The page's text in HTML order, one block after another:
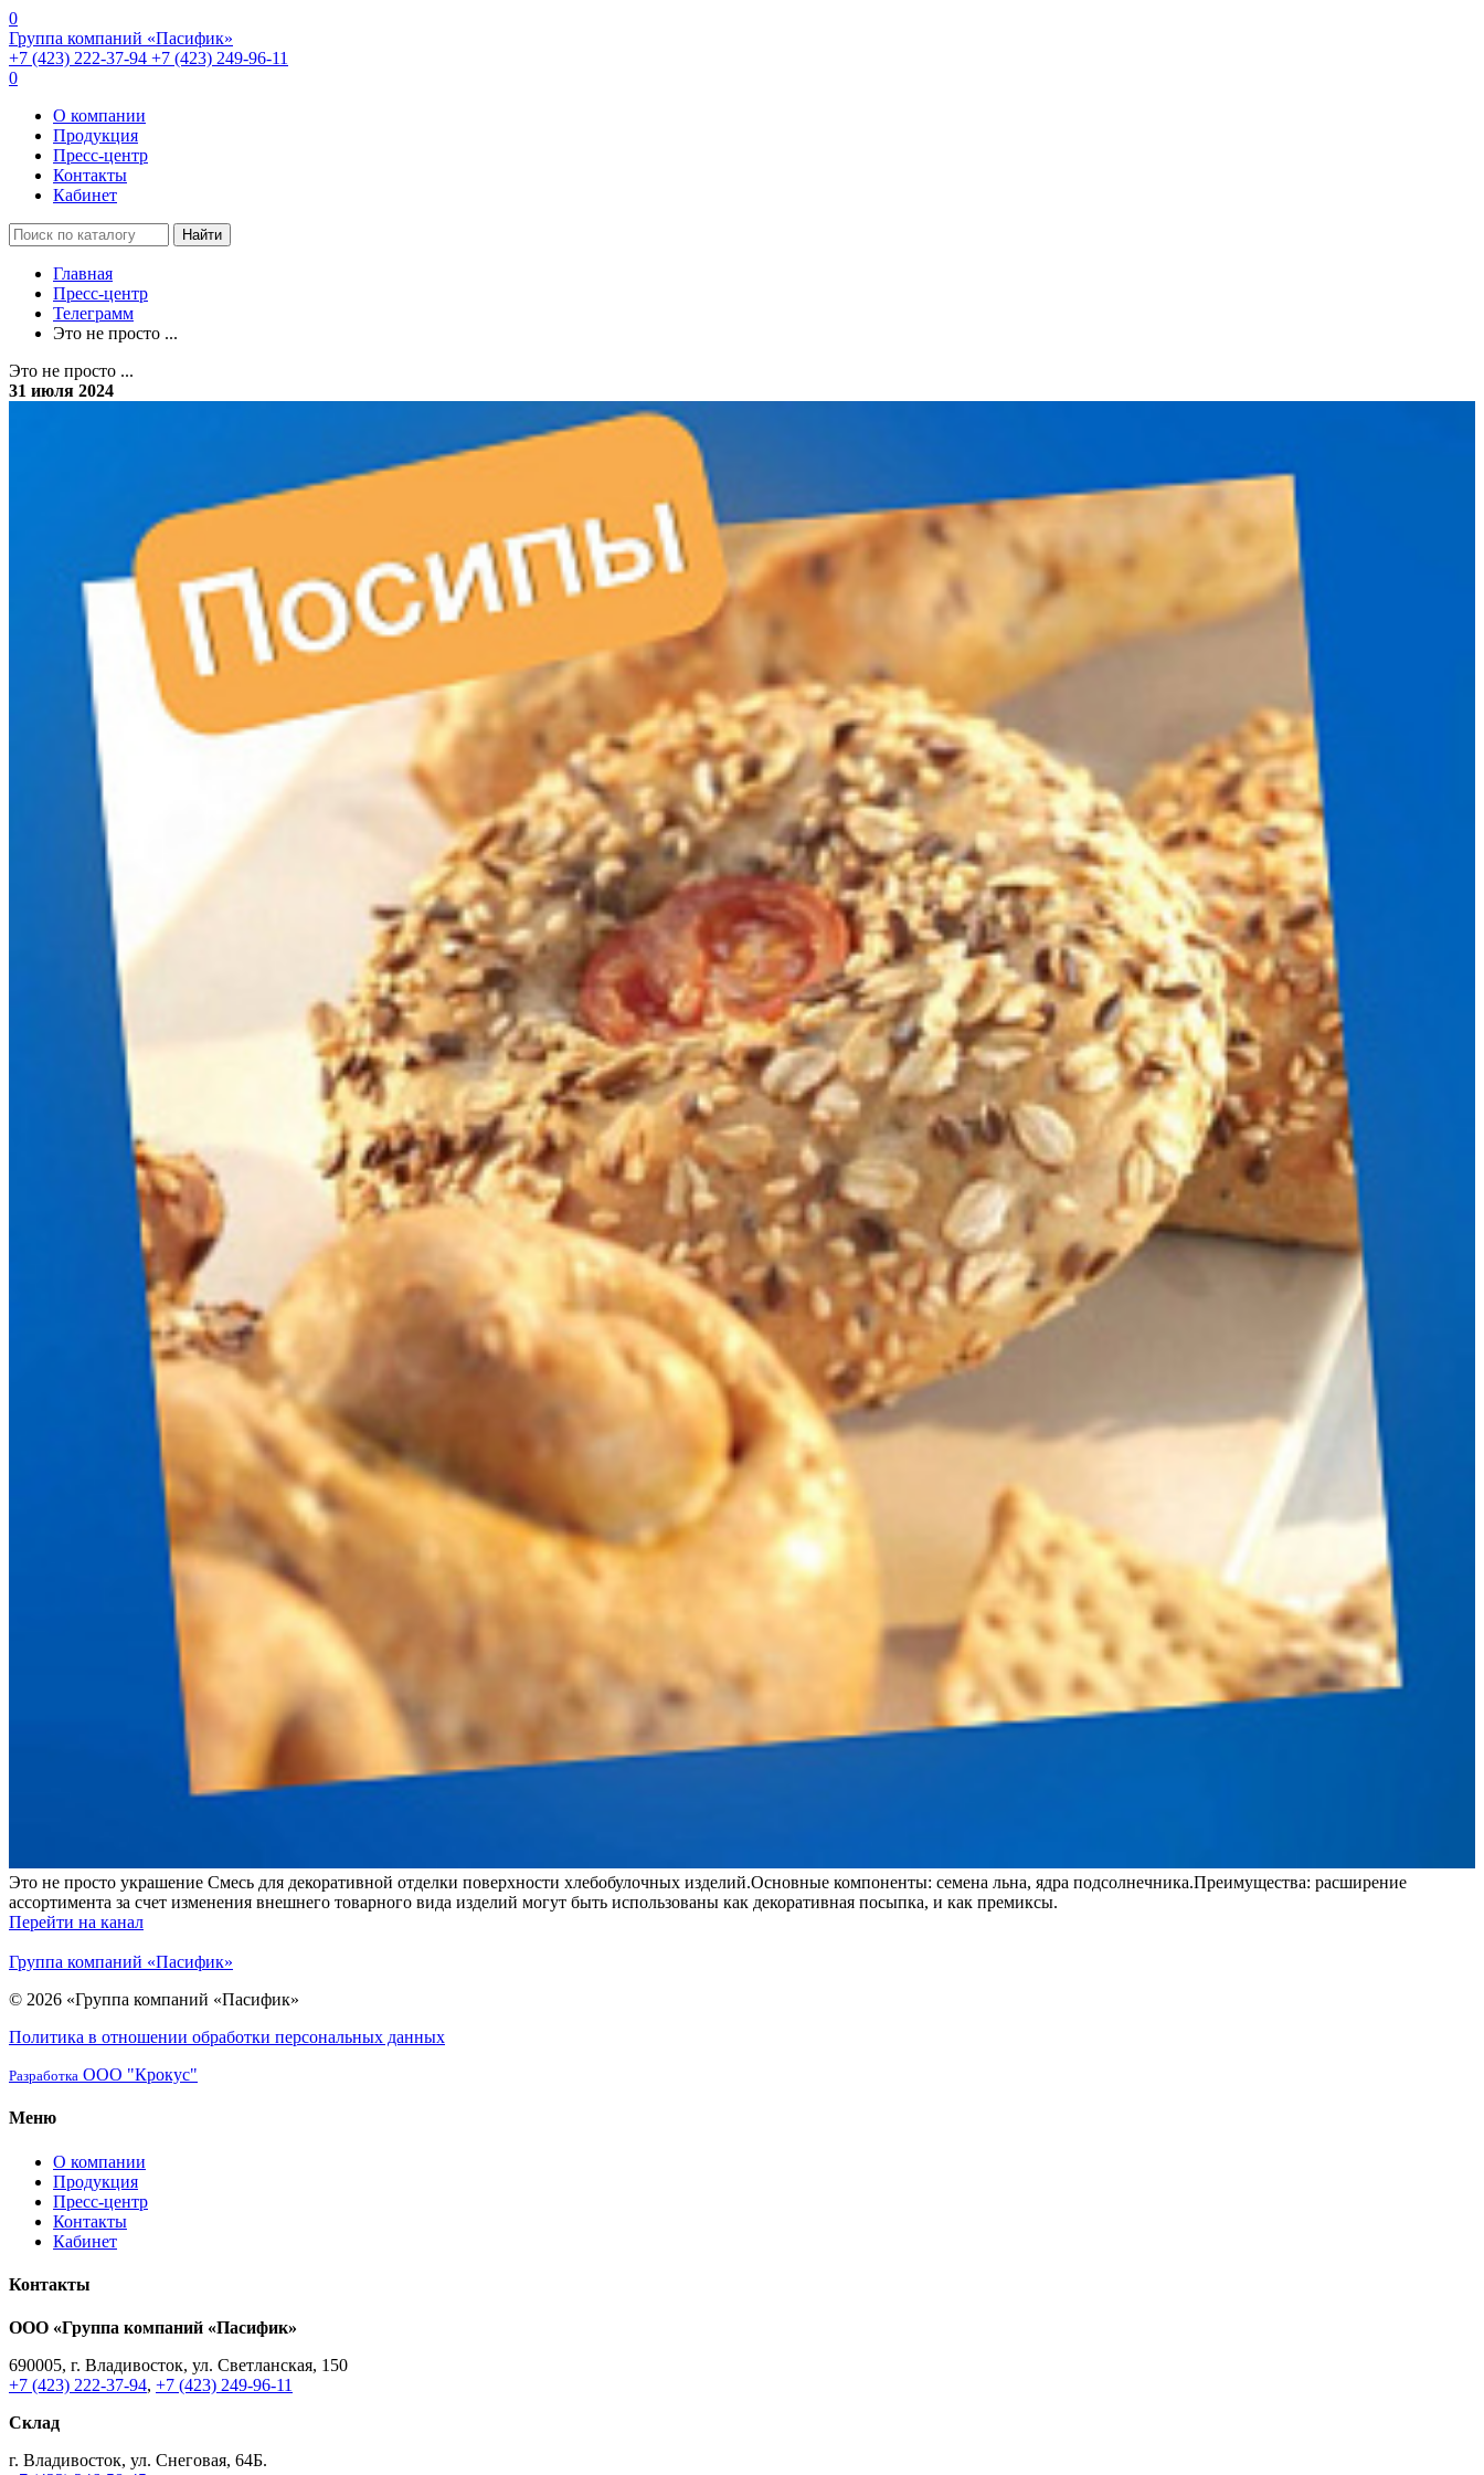
0
Группа компаний «Пасифик»
+7 (423) 222-37-94 +7 (423) 249-96-11
0
О компании
Продукция
Пресс-центр
Контакты
Кабинет
Найти
Главная
Пресс-центр
Телеграмм
Это не просто ...
Это не просто ...
31 июля 2024
Это не просто украшение Смесь для декоративной отделки поверхности хлебобулочных изделий.Основные компоненты: семена льна, ядра подсолнечника.Преимущества: расширение
ассортимента за счет изменения внешнего товарного вида изделий могут быть использованы как декоративная посыпка, и как премиксы.
Перейти на канал
Группа компаний «Пасифик»
© 2026 «Группа компаний «Пасифик»
Политика в отношении обработки персональных данных
Разработка ООО "Крокус"
Меню
О компании
Продукция
Пресс-центр
Контакты
Кабинет
Контакты
ООО «Группа компаний «Пасифик»
690005, г. Владивосток, ул. Светланская, 150
+7 (423) 222-37-94, +7 (423) 249-96-11
Склад
г. Владивосток, ул. Снеговая, 64Б.